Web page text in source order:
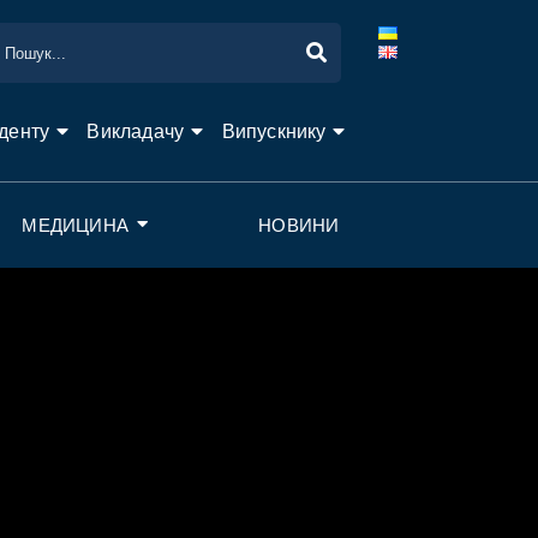
Викладачу Випускнику
МЕДИЦИНА НОВИНИ